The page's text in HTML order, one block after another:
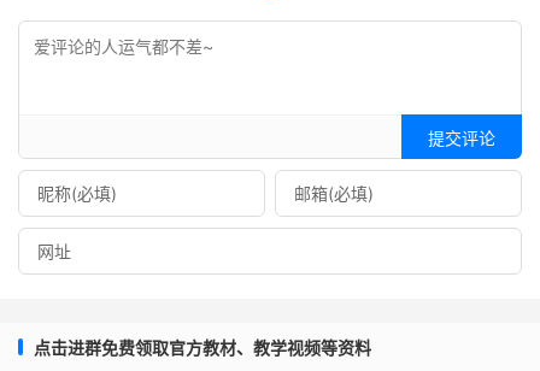
提交评论
点击进群免费领取官方教材、教学视频等资料